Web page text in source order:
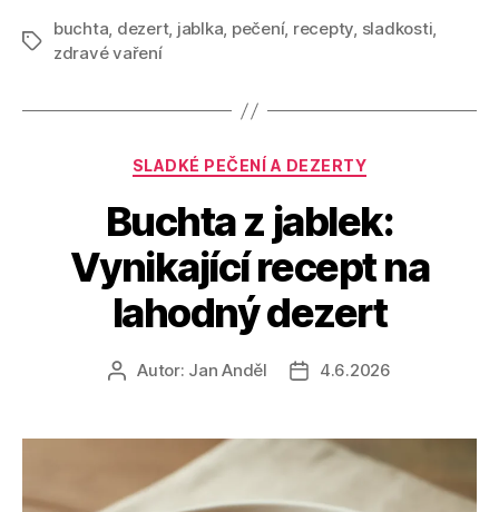
Štítky
buchta, dezert, jablka, pečení, recepty, sladkosti,
zdravé vaření
Rubriky
SLADKÉ PEČENÍ A DEZERTY
Buchta z jablek:
Vynikající recept na
lahodný dezert
AutorAutor: Jan Anděl
Datum
4.6.2026